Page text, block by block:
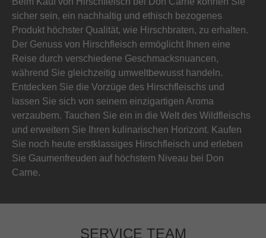
sicher sein, ein nachhaltig und ethisch bezogenes
Produkt höchster Qualität, wie Hirschbraten, zu erhalten.
Der Genuss von Hirschfleisch ermöglicht Ihnen eine
Reise durch verschiedene Geschmacksnuancen,
während Sie gleichzeitig umweltbewusst handeln.
Entdecken Sie die Vorzüge des Hirschfleischs und
lassen Sie sich von seinem einzigartigen Aroma
verzaubern. Tauchen Sie ein in die Welt des Wildfleischs
und erweitern Sie Ihren kulinarischen Horizont. Kaufen
Sie noch heute erstklassiges Hirschfleisch und erleben
Sie Gaumenfreuden auf höchstem Niveau bei Don
Carne.
SERVICE TEAM